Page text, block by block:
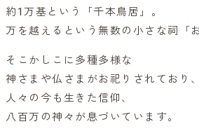
約1万基という「千本鳥居」。
万を越えるという無数の小さな祠「
そこかしこに多種多様な
神さまや仏さまがお祀りされており、
人々の今も生きた信仰、
八百万の神々が息づいています。